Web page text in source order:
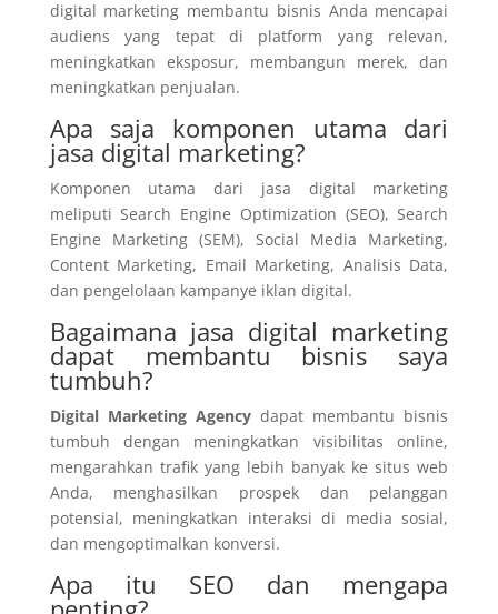
digital marketing membantu bisnis Anda mencapai
audiens yang tepat di platform yang relevan,
meningkatkan eksposur, membangun merek, dan
meningkatkan penjualan.
Apa saja komponen utama dari
jasa digital marketing?
Komponen utama dari jasa digital marketing
meliputi Search Engine Optimization (SEO), Search
Engine Marketing (SEM), Social Media Marketing,
Content Marketing, Email Marketing, Analisis Data,
dan pengelolaan kampanye iklan digital.
Bagaimana jasa digital marketing
dapat membantu bisnis saya
tumbuh?
Digital Marketing Agencydapat membantu bisnis
tumbuh dengan meningkatkan visibilitas online,
mengarahkan trafik yang lebih banyak ke situs web
Anda, menghasilkan prospek dan pelanggan
potensial, meningkatkan interaksi di media sosial,
dan mengoptimalkan konversi.
Apa itu SEO dan mengapa